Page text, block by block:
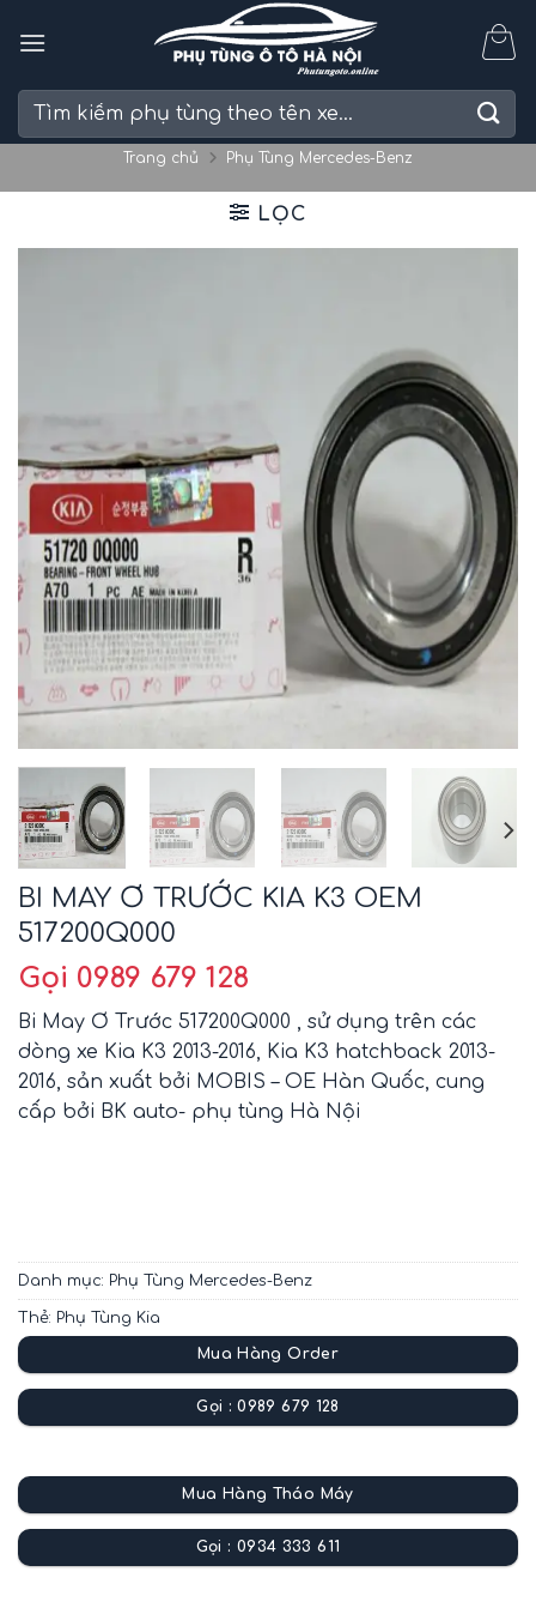
Tìm
Trang chủ Phụ Tùng Mercedes-Benz
LỌC
BI MAY Ơ TRƯỚC KIA K3 OEM
517200Q000
Gọi 0989 679 128
Bi May Ơ Trước 517200Q000 , sử dụng trên các
dòng xe Kia K3 2013-2016, Kia K3 hatchback 2013-
2016, sản xuất bởi MOBIS – OE Hàn Quốc, cung
cấp bởi BK auto- phụ tùng Hà Nội
Danh mục: Phụ Tùng Mercedes-Benz
Thẻ: Phụ Tùng Kia
Mua Hàng Order
Gọi : 0989 679 128
Mua Hàng Tháo Máy
Gọi : 0934 333 611